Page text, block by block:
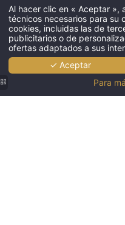
Al hacer clic en « Aceptar »,
técnicos necesarios para su
cookies, incluidas las de
publicitarios o de
ofertas adaptados a sus
✓ Aceptar
Para